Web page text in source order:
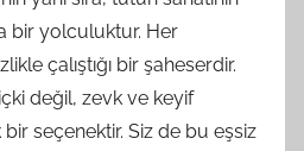
bir yolculuktur. Her
çalıştığı bir şaheserdir.
değil, zevk ve keyif
seçenektir. Siz de bu eşsiz